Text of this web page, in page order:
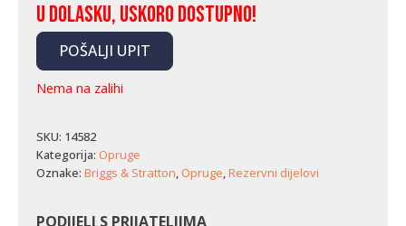
U dolasku, uskoro dostupno!
POŠALJI UPIT
Nema na zalihi
SKU: 14582
Kategorija: Opruge
Oznake: Briggs & Stratton, Opruge,Rezervni dijelovi
PODIJELI S PRIJATELJIMA